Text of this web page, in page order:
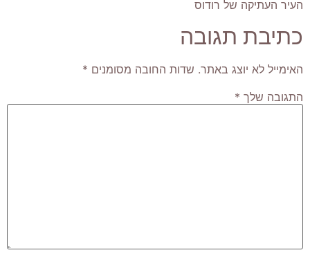
העיר העתיקה של רודוס
כתיבת תגובה
האימייל לא יוצג באתר. שדות החובה מסומנים *
התגובה שלך *